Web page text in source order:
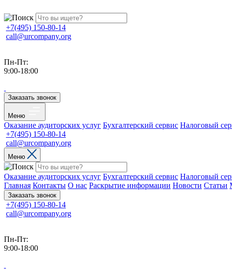
+7(495) 150-80-14
call@urcompany.org
Пн-Пт:
9:00-18:00
Заказать звонок
Меню
Оказание аудиторских услуг Бухгалтерский сервис Налоговый
+7(495) 150-80-14
call@urcompany.org
Меню
Оказание аудиторских услуг Бухгалтерский сервис Налоговый
Главная Контакты О нас Раскрытие информации Новости Статьи
Заказать звонок
+7(495) 150-80-14
call@urcompany.org
Пн-Пт:
9:00-18:00